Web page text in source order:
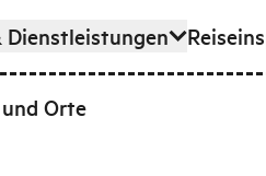
Orte